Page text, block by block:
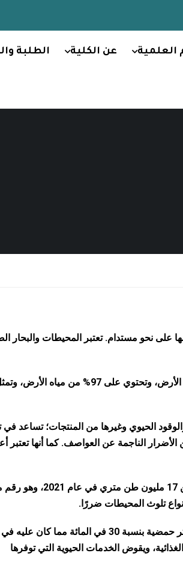
العلمية عن الكلية الطلبة
على نحو مستدام. تعتبر المحيطات والبحار
فالمحيطات جزء لا يتجزأ من حياتنا على الأرض. فهي تغطي ثلاثة أرباع سطح الأرض، وتحتوي على 97% من مياه
الحيوي وغيرها من المنتجات؛ تساعد
الأضرار الناجمة عن العواصف. كما أنها تعتبر
وصل التلوث البحري إلى مستويات مثيرة للقلق، حيث غصّ المحيط بأكثر من 17 مليون طن
وفي الوقت الحالي، يبلغ متوسط الرقم الهيدروجيني للمحيطات 8.1، وهو أكثر حمضية بنسبة 30 في
ويقوض الخدمات الحيوية التي توفرها